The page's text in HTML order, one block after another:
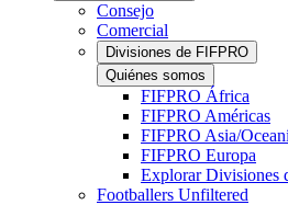
Consejo
Comercial
Divisiones de FIFPRO
Quiénes somos
FIFPRO África
FIFPRO Américas
FIFPRO Asia/
FIFPRO Europa
Explorar Divisiones
Footballers Unfiltered